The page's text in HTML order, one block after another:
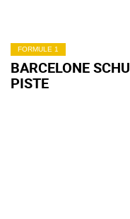
FORMULE 1
BARCELONE
PISTE